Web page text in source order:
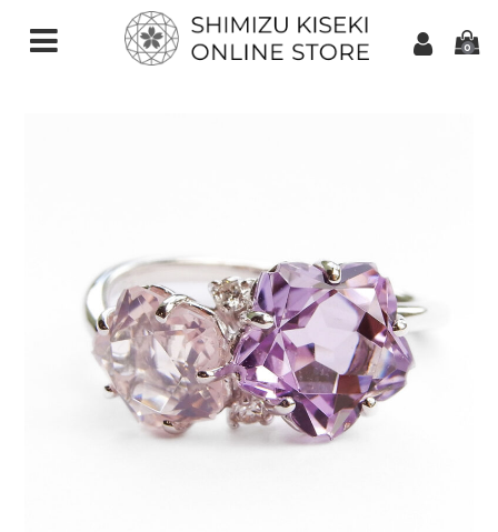
0
クローバーインカット
カメリアカット
アトリアカット
さくらシェイプ